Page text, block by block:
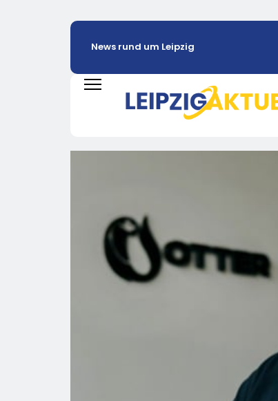
News rund um Leipzig